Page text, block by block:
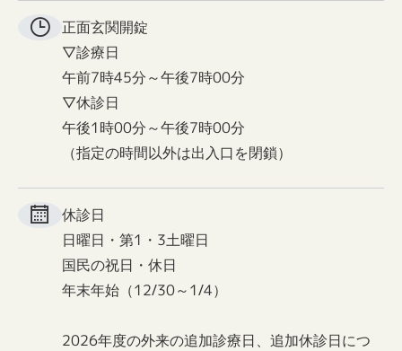
正面玄関開錠
▽診療日
午前7時45分～午後7時00分
▽休診日
午後1時00分～午後7時00分
（指定の時間以外は出入口を閉鎖）
休診日
日曜日・第1・3土曜日
国民の祝日・休日
年末年始（12/30～1/4）
2026年度の外来の追加診療日、追加休診日につ